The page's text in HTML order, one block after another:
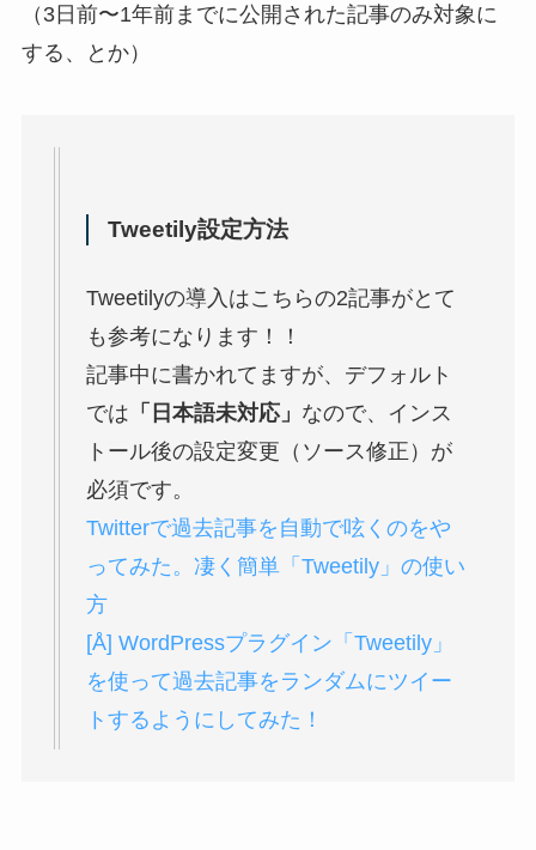
（3日前〜1年前までに公開された記事のみ対象に
する、とか）
Tweetily設定方法
Tweetilyの導入はこちらの2記事がとて
も参考になります！！
記事中に書かれてますが、デフォルト
では 「日本語未対応」 なので、インス
トール後の設定変更（ソース修正）が
必須です。
Twitterで過去記事を自動で呟くのをや
ってみた。凄く簡単「Tweetily」の使い
方
[Å] WordPressプラグイン「Tweetily」
を使って過去記事をランダムにツイー
トするようにしてみた！